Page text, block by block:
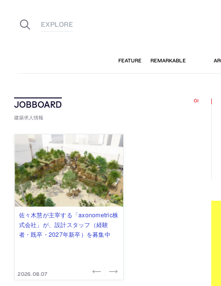
建築求人情報
佐々木慧が主宰する「axonometric株
式会社」が、設計スタッフ（経験
者・既卒・2027年新卒）を募集中
2026.08.07
古民家を軸に全国で“価値循環の仕組
み”を作り、リモートワーク主体の働
き方を実践する「株式会社つぎと」
2026.08.03
リノベる株式会社が、設計パートナ
ー (業務委託) を募集中
2026.08.03
社会への影響力のある建築を手掛
け、スタッフ同士で助け合う環境づ
くりも行う「E.A.S.T.architects」
2026.07.31
代官山を拠点に活動する「梅澤竜也 /
ALA INC.」が、設計スタッフ・アル
バイト・事務職を募集中
2026.07.30